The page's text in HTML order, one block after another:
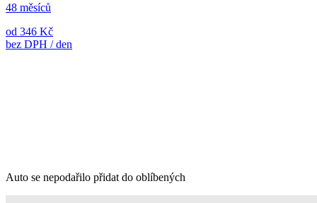
48 měsíců
od 346 Kč
bez DPH / den
Auto se nepodařilo přidat do oblíbených